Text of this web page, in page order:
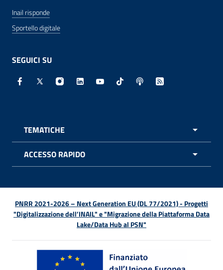
Inail risponde
Sportello digitale
SEGUICI SU
Facebook - Sito esterno - Apertura in nuova finestra
X - Sito esterno - Apertura in nuova finestra
Instagram - Sito esterno - Apertura in
Linkedin - Sito esterno - Apertura in
Youtube - Sito esterno -
TikTok - Sito esterno -
Spreaker - Sito
Feed RSS -
TEMATICHE
ACCESSO RAPIDO
PNRR 2021-2026 – Next Generation EU (DL 77/2021) - Progetti
"Digitalizzazione dell’INAIL" e "Migrazione della Piattaforma Data
Lake/Data Hub al PSN"